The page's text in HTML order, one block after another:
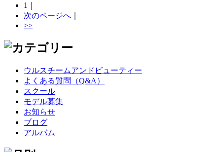
1
次のページへ
>>
ウルスチームアンドビューティー
よくある質問（Q&A）
スクール
モデル募集
お知らせ
ブログ
アルバム